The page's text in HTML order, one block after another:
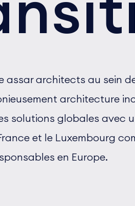
assar architects au sein
architecture
solutions globales avec
et le Luxembourg
en Europe.